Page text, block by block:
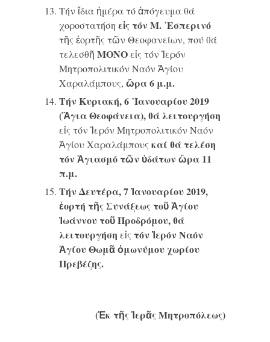
Τήν ἴδια ἡμέρα τό ἀπόγευμα θά
χοροστατήση εἰς τόν Μ. ῾Εσπερινό
τῆς ἑορτῆς τῶν Θεοφανείων, πού θά
τελεσθῆ ΜΟΝΟεἰς τόν Ἱερόν
Μητροπολιτικόν Ναόν Ἁγίου
Χαραλάμπους, ὥρα 6 μ.μ.
Τήν Κυριακή, 6 ᾿Ιανουαρίου 2019
(Ἅγια Θεοφάνεια),θά λειτουργήση
εἰς τόν Ἱερόν Μητροπολιτικόν Ναόν
Ἁγίου Χαραλάμπους καί θά τελέση
τόν Ἁγιασμό τῶν ὑδάτων ὥρα 11
π.μ.
Tήν Δευτέρα, 7 Ἰανουαρίου 2019,
ἑορτή τῆς Συνάξεως τοῦ Ἁγίου
Ἰωάννου τοῦ Προδρόμου, θά
λειτουργήση εἰς τόν Ἱερόν Ναόν
Ἁγίου Θωμᾶ ὁμωνύμου χωρίου
Πρεβέζης.
(Ἐκ τῆς Ἱερᾶς Μητροπόλεως)